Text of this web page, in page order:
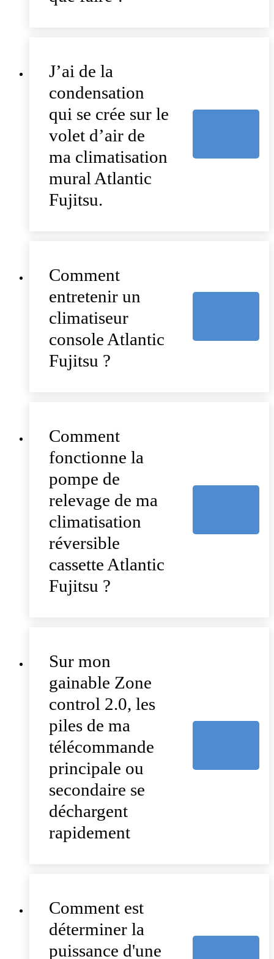
J’ai de la
condensation
qui se crée sur le
volet d’air de
ma climatisation
mural Atlantic
Fujitsu.
Comment
entretenir un
climatiseur
console Atlantic
Fujitsu ?
Comment
fonctionne la
pompe de
relevage de ma
climatisation
réversible
cassette Atlantic
Fujitsu ?
Sur mon
gainable Zone
control 2.0, les
piles de ma
télécommande
principale ou
secondaire se
déchargent
rapidement
Comment est
déterminer la
puissance d'une